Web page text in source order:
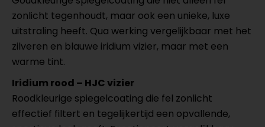
zonlicht tegenhoudt, maar ook een unieke, luxe
uitstraling heeft. Qua werking vergelijkbaar met het
zilveren en blauwe iridium vizier, maar met een
warme tint.
Iridium rood – HJC vizier
Roodkleurige spiegelcoating die fel zonlicht
effectief filtert en tegelijkertijd een opvallende,